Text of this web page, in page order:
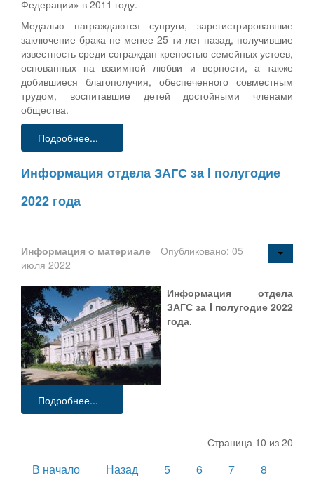
Федерации» в 2011 году.
Медалью награждаются супруги, зарегистрировавшие
заключение брака не менее 25-ти лет назад, получившие
известность среди сограждан крепостью семейных устоев,
основанных на взаимной любви и верности, а также
добившиеся благополучия, обеспеченного совместным
трудом, воспитавшие детей достойными членами
общества.
Подробнее...
Информация отдела ЗАГС за I полугодие
2022 года
Информация о материале
Опубликовано: 05
июля 2022
Информация отдела
ЗАГС за I полугодие 2022
года.
Подробнее...
Страница 10 из 20
В начало Назад 5 6 7
8